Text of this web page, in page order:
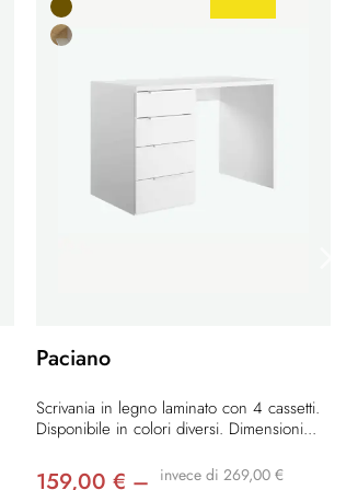
Paciano
Scrivania in legno laminato con 4 cassetti.
Disponibile in colori diversi. Dimensioni...
159,00 € – invece di 269,00 €